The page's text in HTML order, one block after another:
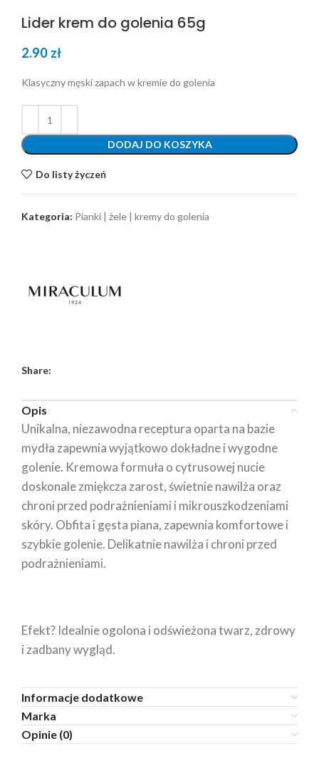
Lider krem do golenia 65g
2.90 zł
Klasyczny męski zapach w kremie do golenia
DODAJ DO KOSZYKA
Do listy życzeń
Kategoria: Pianki | żele | kremy do golenia
Share:
Opis
Unikalna, niezawodna receptura oparta na bazie
mydła zapewnia wyjątkowo dokładne i wygodne
golenie. Kremowa formuła o cytrusowej nucie
doskonale zmiękcza zarost, świetnie nawilża oraz
chroni przed podrażnieniami i mikrouszkodzeniami
skóry. Obfita i gęsta piana, zapewnia komfortowe i
szybkie golenie. Delikatnie nawilża i chroni przed
podrażnieniami.
Efekt? Idealnie ogolona i odświeżona twarz, zdrowy
i zadbany wygląd.
Informacje dodatkowe
Marka
Opinie (0)